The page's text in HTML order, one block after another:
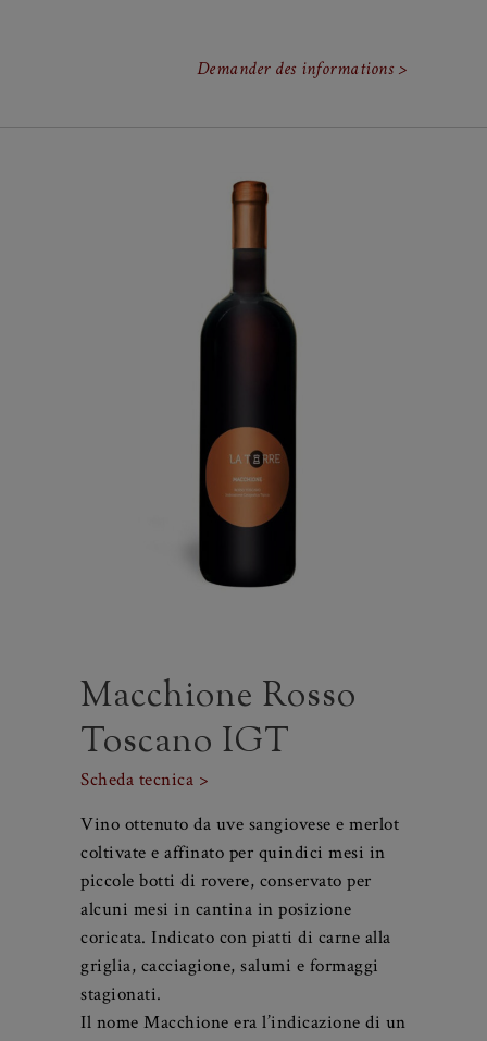
Demander des informations >
Macchione Rosso
Toscano IGT
Scheda tecnica >
Vino ottenuto da uve sangiovese e merlot
coltivate e affinato per quindici mesi in
piccole botti di rovere, conservato per
alcuni mesi in cantina in posizione
coricata. Indicato con piatti di carne alla
griglia, cacciagione, salumi e formaggi
stagionati.
Il nome Macchione era l’indicazione di un